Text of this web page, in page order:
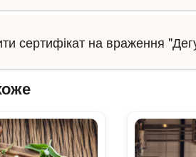
сертифікат на враження